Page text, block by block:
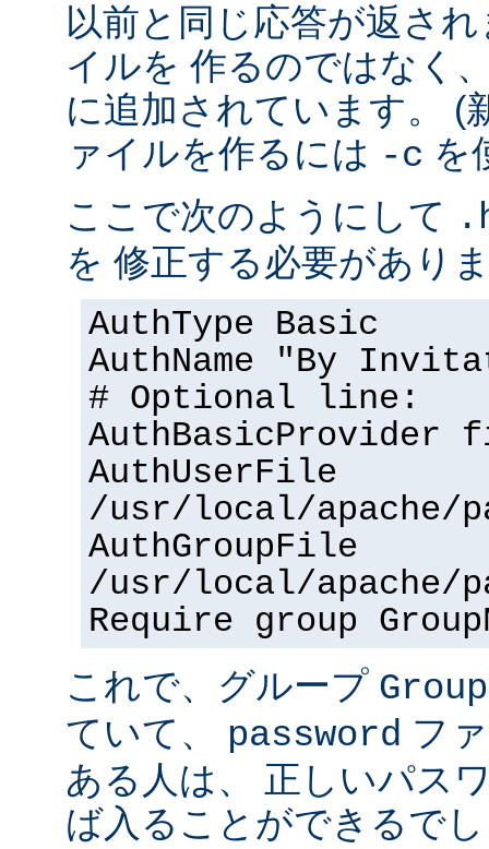
以前と同じ応答が返さ
イルを 作るのではなく
に追加されています。 (
ァイルを作るには -c を
ここで次のようにして
を 修正する必要があり
AuthType Basic
AuthName "By
# Optional line:
AuthBasicProvider
AuthUserFile
/usr/local/apache/
AuthGroupFile
/usr/local/apache/
Require group
これで、グループ
ていて、 password フ
ある人は、 正しいパス
ば入ることができるで